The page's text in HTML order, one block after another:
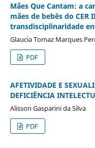
Mães Que Cantam: a
mães de bebês do
transdisciplinaridade
Glaucia Tomaz Marques
PDF
AFETIVIDADE E
DEFICIÊNCIA
Alisson Gasparini da Silva
PDF